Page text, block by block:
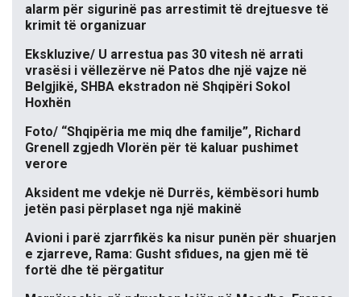
alarm për sigurinë pas arrestimit të drejtuesve të
krimit të organizuar
Ekskluzive/ U arrestua pas 30 vitesh në arrati
vrasësi i vëllezërve në Patos dhe një vajze në
Belgjikë, SHBA ekstradon në Shqipëri Sokol
Hoxhën
Foto/ “Shqipëria me miq dhe familje”, Richard
Grenell zgjedh Vlorën për të kaluar pushimet
verore
Aksident me vdekje në Durrës, këmbësori humb
jetën pasi përplaset nga një makinë
Avioni i parë zjarrfikës ka nisur punën për shuarjen
e zjarreve, Rama: Gusht sfidues, na gjen më të
fortë dhe të përgatitur